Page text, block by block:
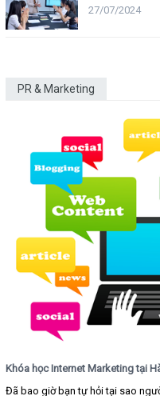
27/07/2024
PR & Marketing
Khóa học Internet Marketing tại
Đã bao giờ bạn tự hỏi tại sao